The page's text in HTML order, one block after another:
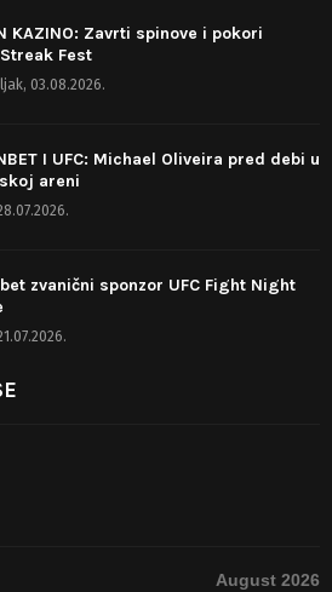
KAZINO: Zavrti spinove i pokori
Fest
03.08.2026.
I UFC: Michael Oliveira pred debi u
areni
zvanični sponzor UFC Fight Night
August 2026